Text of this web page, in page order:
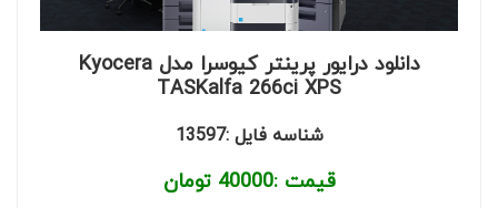
دانلود درایور پرینتر کیوسرا مدل Kyocera
TASKalfa 266ci XPS
شناسه فایل :13597
قیمت :40000 تومان